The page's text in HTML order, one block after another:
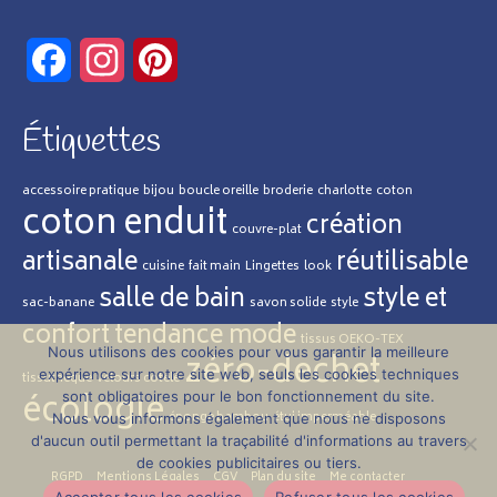
sur
page
du
produit
FacebookInstagram
Étiquettes
accessoire pratique bijou boucle oreille broderie charlotte coton
coton enduit couvre-plat création
artisanale cuisine fait main Lingettes look réutilisable
sac-banane salle de bain savon solide style style et
conforttendance mode tissus OEKO-TEX
tissuthèque velours cotelé zéro-dechet
écologie éponge bambou étui imperméable
RGPD Mentions Légales CGV Plan du site Me contacter
Nous utilisons des cookies pour vous garantir la meilleure
expérience sur notre site web, seuls les cookies techniques
sont obligatoires pour le bon fonctionnement du site.
Nous vous informons également que nous ne disposons
d'aucun outil permettant la traçabilité d'informations au travers
de cookies publicitaires ou tiers.